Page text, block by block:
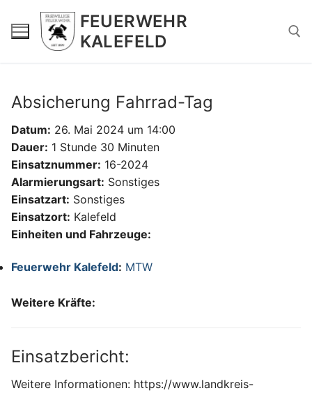
Inhalt
springen
FEUERWEHR
KALEFELD
Absicherung Fahrrad-Tag
Datum: 26. Mai 2024 um 14:00
Dauer: 1 Stunde 30 Minuten
Einsatznummer: 16-2024
Alarmierungsart: Sonstiges
Einsatzart: Sonstiges
Einsatzort: Kalefeld
Einheiten und Fahrzeuge:
Feuerwehr Kalefeld: MTW
Weitere Kräfte:
Einsatzbericht:
Weitere Informationen: https://www.landkreis-